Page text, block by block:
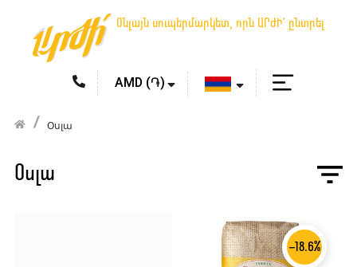
Օնլայն սուպերմարկետ, որն ԱՐԺԻ՛ ընտրել
Օսլա
Օսլա
-18.6%